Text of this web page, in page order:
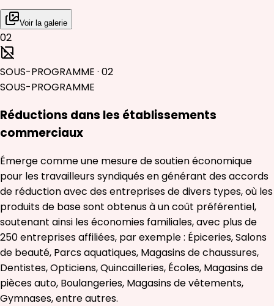
Voir la galerie
02
SOUS-PROGRAMME · 02
SOUS-PROGRAMME
Réductions dans les établissements
commerciaux
Émerge comme une mesure de soutien économique
pour les travailleurs syndiqués en générant des accords
de réduction avec des entreprises de divers types, où les
produits de base sont obtenus à un coût préférentiel,
soutenant ainsi les économies familiales, avec plus de
250 entreprises affiliées, par exemple : Épiceries, Salons
de beauté, Parcs aquatiques, Magasins de chaussures,
Dentistes, Opticiens, Quincailleries, Écoles, Magasins de
pièces auto, Boulangeries, Magasins de vêtements,
Gymnases, entre autres.